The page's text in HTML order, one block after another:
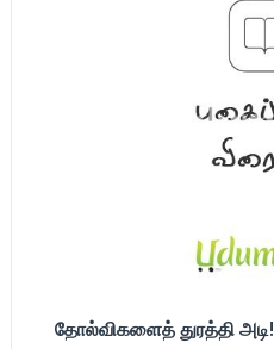
தோல்விகளைத் துரத்தி அடி!